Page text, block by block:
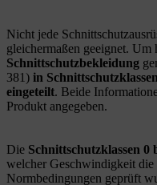
Nicht jede
gleichermaßen geeignet.
Schnittschutzbekleidung
381) in
eingeteilt. Beide
Produkt angegeben.
Die Schnittschutzklassen 0
welcher Geschwindigkeit
Normbedingungen geprüft